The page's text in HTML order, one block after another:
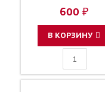
600 ₽
В КОРЗИНУ